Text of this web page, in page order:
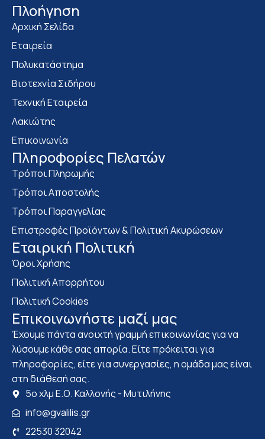
Πλοήγηση
Αρχική Σελίδα
Εταιρεία
Πολυκατάστημα
Bιοτεχνία Σιδήρου
Τεχνική Εταιρεία
Λακιώτης
Επικοινωνία
Πληροφορίες Πελατών
Τρόποι Πληρωμής
Τρόποι Αποστολής
Τρόποι Παραγγελίας
Επιστροφές Προϊόντων & Πολιτική Ακυρώσεων
Eταιρική Πολιτική
Όροι Χρήσης
Πολιτική Απορρήτου
Πολιτική Cookies
Επικοινωνήστε μαζί μας
Έχουμε πάντα ανοιχτή γραμμή επικοινωνίας για να
λύσουμε κάθε σας απορία. Είτε πρόκειται για
πληροφορίες, είτε για συνεργασίες, η ομάδα μας είναι
στη διάθεσή σας.
5ο χλμ Ε.Ο. Καλλονής - Μυτιλήνης
info@gvalilis.gr
22530 32042